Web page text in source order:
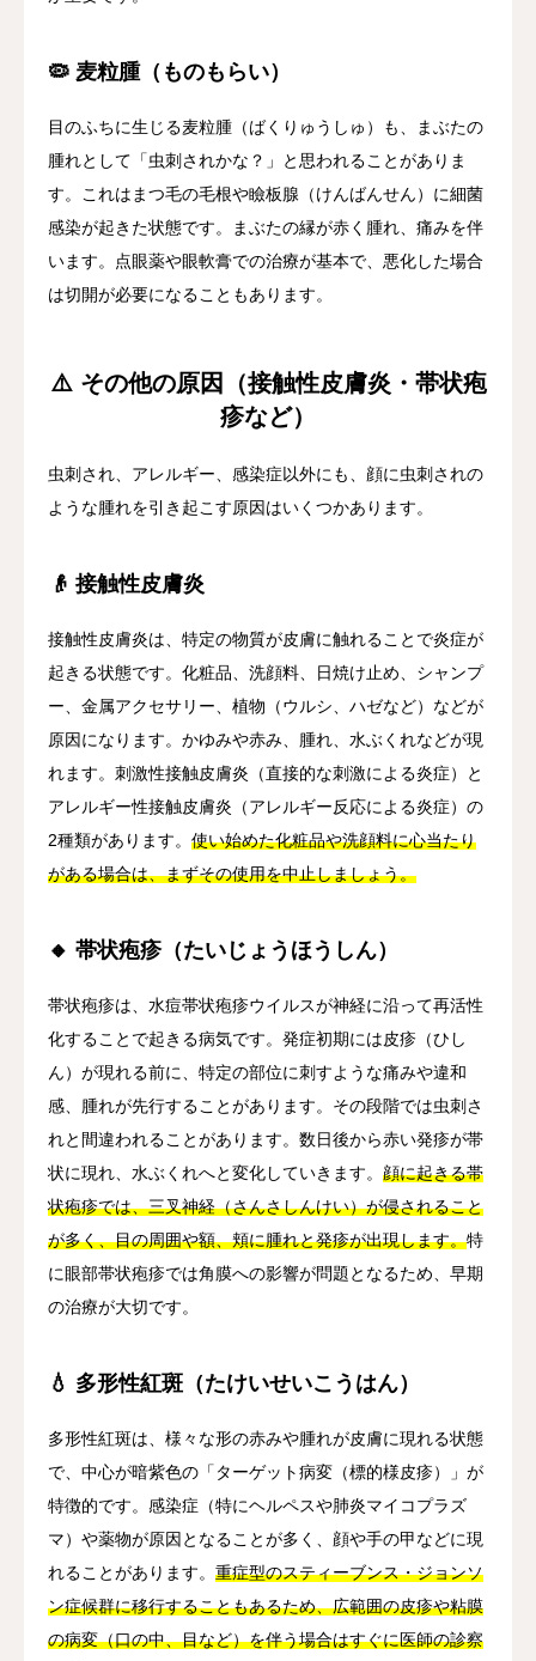
🦠 麦粒腫（ものもらい）
目のふちに生じる麦粒腫（ばくりゅうしゅ）も、まぶたの
腫れとして「虫刺されかな？」と思われることがありま
す。これはまつ毛の毛根や瞼板腺（けんばんせん）に細菌
感染が起きた状態です。まぶたの縁が赤く腫れ、痛みを伴
います。点眼薬や眼軟膏での治療が基本で、悪化した場合
は切開が必要になることもあります。
⚠️ その他の原因（接触性皮膚炎・帯状疱
疹など）
虫刺され、アレルギー、感染症以外にも、顔に虫刺されの
ような腫れを引き起こす原因はいくつかあります。
👴 接触性皮膚炎
接触性皮膚炎は、特定の物質が皮膚に触れることで炎症が
起きる状態です。化粧品、洗顔料、日焼け止め、シャンプ
ー、金属アクセサリー、植物（ウルシ、ハゼなど）などが
原因になります。かゆみや赤み、腫れ、水ぶくれなどが現
れます。刺激性接触皮膚炎（直接的な刺激による炎症）と
アレルギー性接触皮膚炎（アレルギー反応による炎症）の
2種類があります。 使い始めた化粧品や洗顔料に心当たり
がある場合は、まずその使用を中止しましょう。
🔸 帯状疱疹（たいじょうほうしん）
帯状疱疹は、水痘帯状疱疹ウイルスが神経に沿って再活性
化することで起きる病気です。発症初期には皮疹（ひし
ん）が現れる前に、特定の部位に刺すような痛みや違和
感、腫れが先行することがあります。その段階では虫刺さ
れと間違われることがあります。数日後から赤い発疹が帯
状に現れ、水ぶくれへと変化していきます。 顔に起きる帯
状疱疹では、三叉神経（さんさしんけい）が侵されること
が多く、目の周囲や額、頬に腫れと発疹が出現します。特
に眼部帯状疱疹では角膜への影響が問題となるため、早期
の治療が大切です。
💧 多形性紅斑（たけいせいこうはん）
多形性紅斑は、様々な形の赤みや腫れが皮膚に現れる状態
で、中心が暗紫色の「ターゲット病変（標的様皮疹）」が
特徴的です。感染症（特にヘルペスや肺炎マイコプラズ
マ）や薬物が原因となることが多く、顔や手の甲などに現
れることがあります。 重症型のスティーブンス・ジョンソ
ン症候群に移行することもあるため、広範囲の皮疹や粘膜
の病変（口の中、目など）を伴う場合はすぐに医師の診察